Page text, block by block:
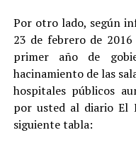
Por otro lado, según
23 de febrero de
primer año de
hacinamiento de las
hospitales públicos
por usted al diario El
siguiente tabla: